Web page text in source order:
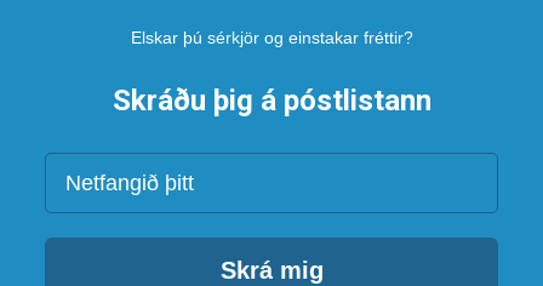
Elskar þú sérkjör og einstakar fréttir?
Skráðu þig á póstlistann
Netfang
Skrá mig